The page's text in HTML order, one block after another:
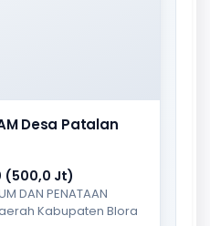
Desa Patalan
(500,0 Jt)
DAN PENATAAN
Kabupaten Blora